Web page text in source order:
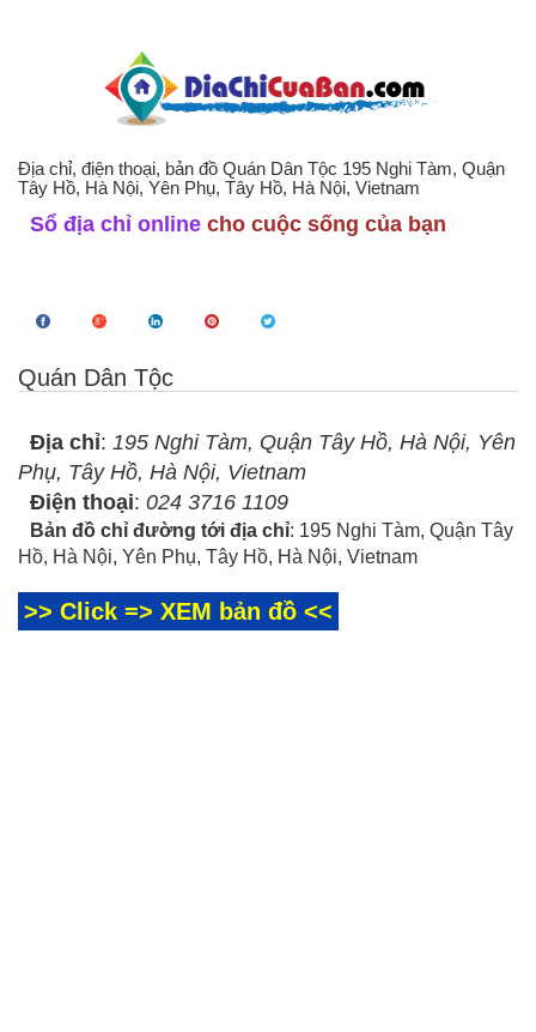
Địa chỉ, điện thoại, bản đồ Quán Dân Tộc 195 Nghi Tàm, Quận
Tây Hồ, Hà Nội, Yên Phụ, Tây Hồ, Hà Nội, Vietnam
Sổ địa chỉ online cho cuộc sống của bạn
Quán Dân Tộc
Địa chỉ: 195 Nghi Tàm, Quận Tây Hồ, Hà Nội, Yên
Phụ, Tây Hồ, Hà Nội, Vietnam
Điện thoại: 024 3716 1109
Bản đồ chỉ đường tới địa chỉ: 195 Nghi Tàm, Quận Tây
Hồ, Hà Nội, Yên Phụ, Tây Hồ, Hà Nội, Vietnam
>> Click => XEM bản đồ <<